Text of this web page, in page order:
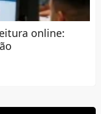
online: